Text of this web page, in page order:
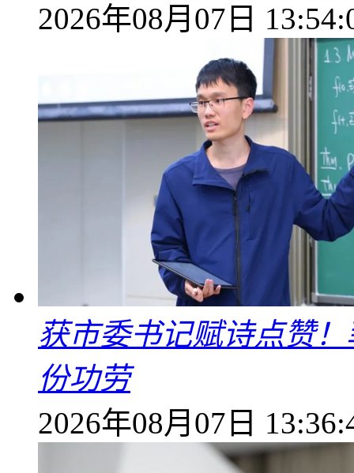
2026年08月07日
获市委书记赋诗点赞
份功劳
2026年08月07日